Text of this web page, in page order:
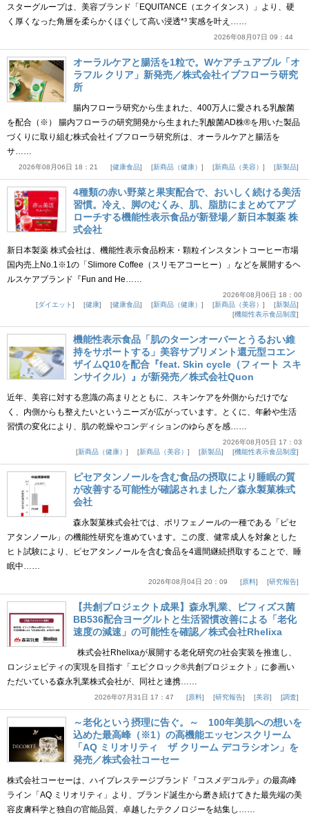
スターグループは、美容ブランド「EQUITANCE（エクイタンス）」より、硬
く厚くなった角層を柔らかくほぐして高い浸透*³ 実感を叶え……
2026年08月07日 09：44
オーラルケアと腸活を1粒で。Wケアチュアブル「オ
ラフル クリア」新発売／株式会社イブフローラ研究
所
腸内フローラ研究から生まれた、400万人に愛される乳酸菌
を配合（※） 腸内フローラの研究開発から生まれた乳酸菌AD株®を用いた製品
づくりに取り組む株式会社イブフローラ研究所は、オーラルケアと腸活を
サ……
2026年08月06日 18：21 健康食品 新商品（健康） 新商品（美容） 新製品
4種類の赤い野菜と果実配合で、おいしく続ける美活
習慣。冷え、脚のむくみ、肌、脂肪にまとめてアプ
ローチする機能性表示食品が新登場／新日本製薬 株
式会社
新日本製薬 株式会社は、機能性表示食品粉末・顆粒インスタントコーヒー市場
国内売上No.1※1の「Slimore Coffee（スリモアコーヒー）」などを展開するヘ
ルスケアブランド『Fun and He……
2026年08月06日 18：00
ダイエット
健康 健康食品 新商品（健康） 新商品（美容）
新製品
機能性表示食品制度
機能性表示食品「肌のターンオーバーとうるおい維
持をサポートする」美容サプリメント還元型コエン
ザイムQ10を配合『feat. Skin cycle（フィート スキ
ンサイクル）』が新発売／株式会社Quon
近年、美容に対する意識の高まりとともに、スキンケアを外側からだけでな
く、内側からも整えたいというニーズが広がっています。とくに、年齢や生活
習慣の変化により、肌の乾燥やコンディションのゆらぎを感……
2026年08月05日 17：03
新商品（健康）
新商品（美容） 新製品 機能性表示食品制度
ピセアタンノールを含む食品の摂取により睡眠の質
が改善する可能性が確認されました／森永製菓株式
会社
森永製菓株式会社では、ポリフェノールの一種である「ピセ
アタンノール」の機能性研究を進めています。この度、健常成人を対象とした
ヒト試験により、ピセアタンノールを含む食品を4週間継続摂取することで、睡
眠中……
2026年08月04日 20：09 原料 研究報告
【共創プロジェクト成果】森永乳業、ビフィズス菌
BB536配合ヨーグルトと生活習慣改善による「老化
速度の減速」の可能性を確認／株式会社Rhelixa
株式会社Rhelixaが展開する老化研究の社会実装を推進し、
ロンジェビティの実現を目指す「エピクロック®共創プロジェクト」に参画い
ただいている森永乳業株式会社が、同社と連携……
2026年07月31日 17：47 原料 研究報告 美容 調査
～老化という摂理に告ぐ。～ 100年美肌への想いを
込めた最高峰（※1）の高機能エッセンスクリーム
「AQ ミリオリティ ザ クリーム デコラシオン」を
発売／株式会社コーセー
株式会社コーセーは、ハイプレステージブランド『コスメデコルテ』の最高峰
ライン「AQ ミリオリティ」より、ブランド誕生から磨き続けてきた最先端の美
容皮膚科学と独自の官能品質、卓越したテクノロジーを結集し……